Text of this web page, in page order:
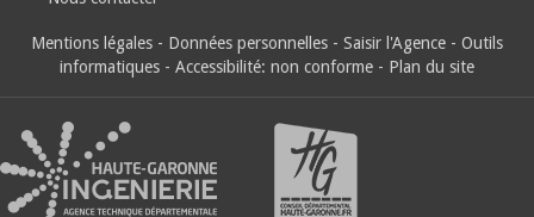
Mentions légales - Données personnelles - Saisir l'Agence - Outils
informatiques - Accessibilité: non conforme - Plan du site